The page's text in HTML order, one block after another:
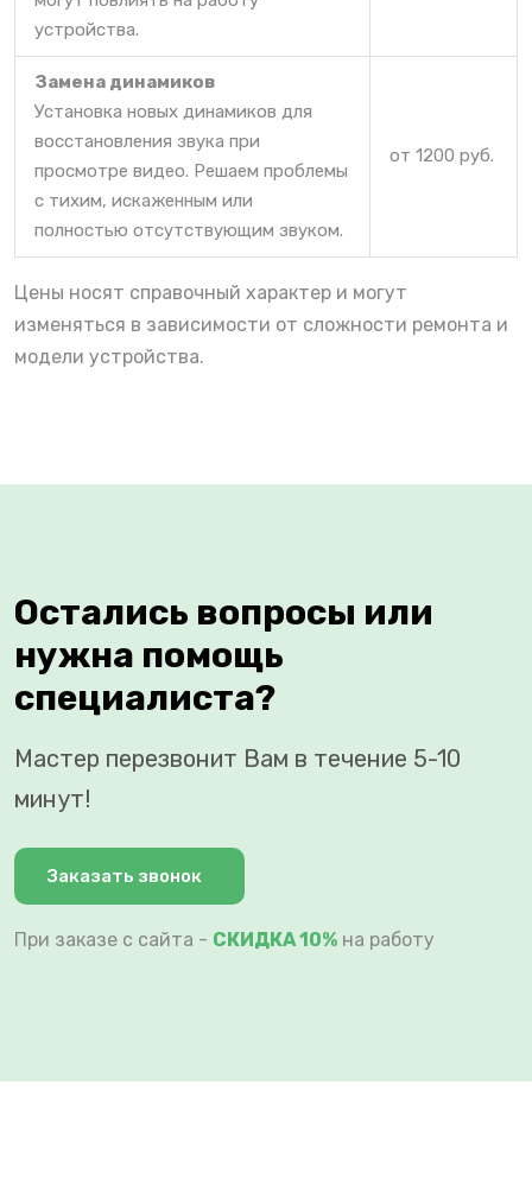
устройства.
Замена динамиков
Установка новых динамиков для
восстановления звука при
просмотре видео. Решаем проблемы
с тихим, искаженным или
полностью отсутствующим звуком.
от 1200 руб.
Цены носят справочный характер и могут
изменяться в зависимости от сложности ремонта и
модели устройства.
Остались вопросы или
нужна помощь
специалиста?
Мастер перезвонит Вам в течение 5-10
минут!
Заказать звонок
При заказе с сайта - СКИДКА 10% на работу